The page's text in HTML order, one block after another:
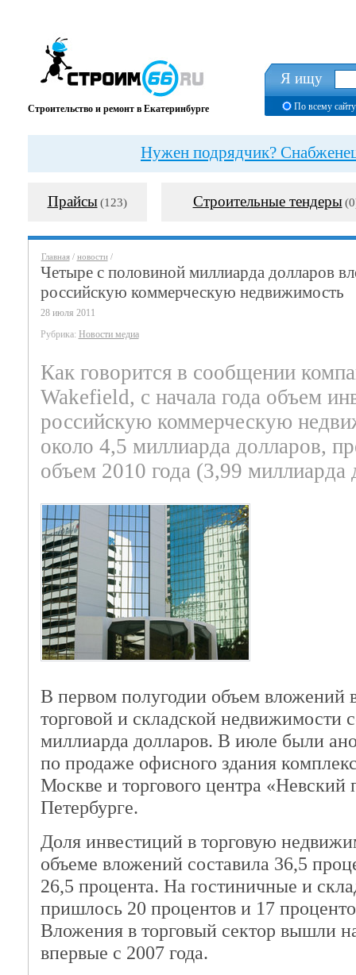
Строительство и ремонт в Екатеринбурге
Я ищу
По всему сайту
Нужен подрядчик?
Прайсы (123) Строительные тендеры
Главная/ новости/
Четыре с половиной миллиарда долларов
российскую коммерческую недвижимость
28 июля 2011
Рубрика: Новости медиа
Как говорится в сообщении
Wakefield, с начала года объем
российскую коммерческую
около 4,5 миллиарда долларов,
объем 2010 года (3,99 миллиарда
В первом полугодии объем вложений
торговой и складской недвижимости
миллиарда долларов. В июле были
по продаже офисного здания
Москве и торгового центра «Невский
Петербурге.
Доля инвестиций в торговую
объеме вложений составила 36,5
26,5 процента. На гостиничные и
пришлось 20 процентов и 17
Вложения в торговый сектор вышли
впервые с 2007 года.